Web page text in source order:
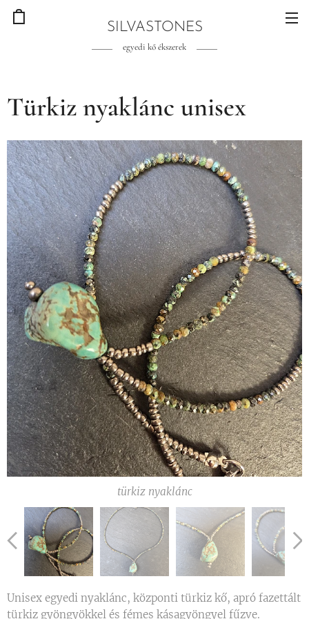
SILVASTONES
egyedi kő ékszerek
Türkiz nyaklánc unisex
türkiz nyaklánc
türkiz nyaklánc
türkiz nyaklánc
Unisex egyedi nyaklánc, központi türkiz kő, apró fazettált
türkiz gyöngyökkel és fémes kásagyöngyel fűzve.